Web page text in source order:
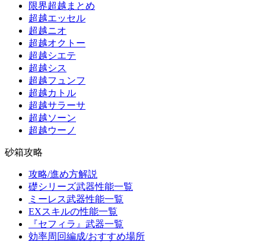
限界超越まとめ
超越エッセル
超越ニオ
超越オクトー
超越シエテ
超越シス
超越フュンフ
超越カトル
超越サラーサ
超越ソーン
超越ウーノ
砂箱攻略
攻略/進め方解説
礎シリーズ武器性能一覧
ミーレス武器性能一覧
EXスキルの性能一覧
『セフィラ』武器一覧
効率周回編成/おすすめ場所